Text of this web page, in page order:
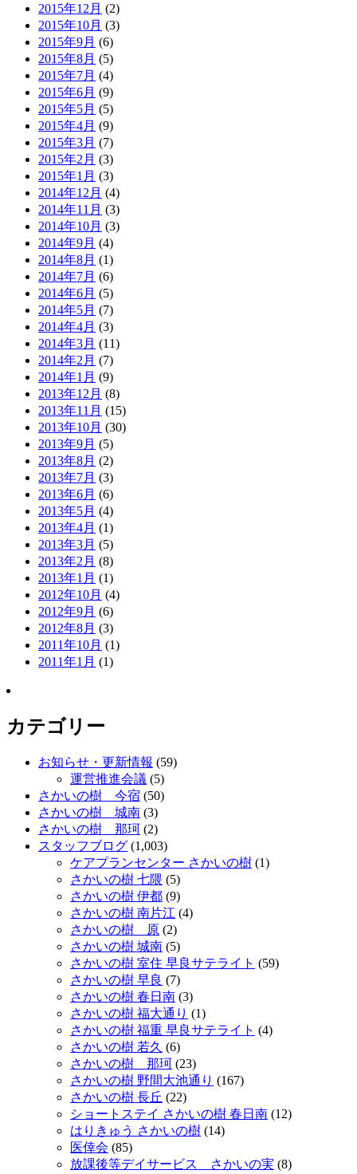
2015年12月 (2)
2015年10月 (3)
2015年9月 (6)
2015年8月 (5)
2015年7月 (4)
2015年6月 (9)
2015年5月 (5)
2015年4月 (9)
2015年3月 (7)
2015年2月 (3)
2015年1月 (3)
2014年12月 (4)
2014年11月 (3)
2014年10月 (3)
2014年9月 (4)
2014年8月 (1)
2014年7月 (6)
2014年6月 (5)
2014年5月 (7)
2014年4月 (3)
2014年3月 (11)
2014年2月 (7)
2014年1月 (9)
2013年12月 (8)
2013年11月 (15)
2013年10月 (30)
2013年9月 (5)
2013年8月 (2)
2013年7月 (3)
2013年6月 (6)
2013年5月 (4)
2013年4月 (1)
2013年3月 (5)
2013年2月 (8)
2013年1月 (1)
2012年10月 (4)
2012年9月 (6)
2012年8月 (3)
2011年10月 (1)
2011年1月 (1)
カテゴリー
お知らせ・更新情報 (59)
運営推進会議 (5)
さかいの樹 今宿 (50)
さかいの樹 城南 (3)
さかいの樹 那珂 (2)
スタッフブログ (1,003)
ケアプランセンター さかいの樹 (1)
さかいの樹 七隈 (5)
さかいの樹 伊都 (9)
さかいの樹 南片江 (4)
さかいの樹 原 (2)
さかいの樹 城南 (5)
さかいの樹 室住 早良サテライト (59)
さかいの樹 早良 (7)
さかいの樹 春日南 (3)
さかいの樹 福大通り (1)
さかいの樹 福重 早良サテライト (4)
さかいの樹 若久 (6)
さかいの樹 那珂 (23)
さかいの樹 野間大池通り (167)
さかいの樹 長丘 (22)
ショートステイ さかいの樹 春日南 (12)
はりきゅう さかいの樹 (14)
医倖会 (85)
放課後等デイサービス さかいの実 (8)